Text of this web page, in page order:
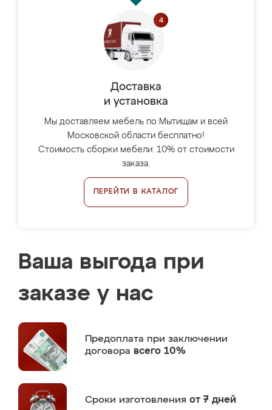
Доставка
и установка
Мы доставляем мебель по Мытищам и всей
Московской области бесплатно!
Стоимость сборки мебели: 10% от стоимости
заказа.
ПЕРЕЙТИ В КАТАЛОГ
Ваша выгода при
заказе у нас
Предоплата при заключении
договора всего 10%
Сроки изготовления от 7 дней